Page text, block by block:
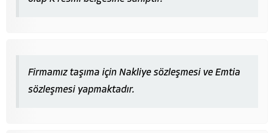
Firmamız taşıma için Nakliye sözleşmesi ve Emtia
sözleşmesi yapmaktadır.